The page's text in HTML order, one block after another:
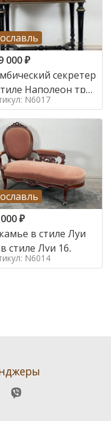
000₽
секретер
Наполеон труа
N6017
₽
в стиле Луи
стиле Луи 16,
N6014